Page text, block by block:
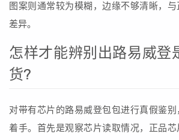
图案则通常较为模糊，边缘不够清晰，
差异。
怎样才能辨别出路易威登
货?
对带有芯片的路易威登包包进行真假鉴
着手。首先是观察芯片读取情况，正品